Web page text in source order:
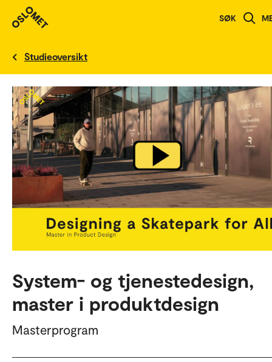
SØK
English version
Studieoversikt
System- og tjenestedesign,
master i produktdesign
Masterprogram